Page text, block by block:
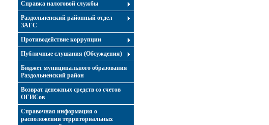
Справка налоговой службы
Раздольненский районный отдел
ЗАГС
Противодействие коррупции
Публичные слушания (Обсуждения)
Бюджет муниципального образования
Раздольненский район
Возврат денежных средств со счетов
ОГИСов
Справочная информация о
расположении территориальных